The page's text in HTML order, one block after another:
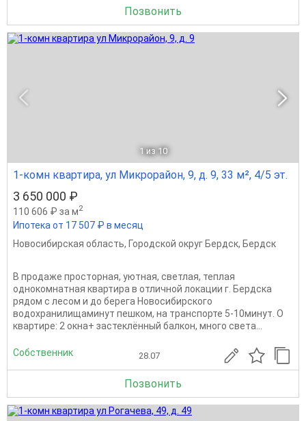
Позвонить
1 из 10
1-комн квартира, ул Микрорайон, 9, д. 9, 33 м², 4/5 эт.
3 650 000 ₽
110 606 ₽ за м2
Ипотека от 17 507 ₽ в месяц
Новосибирская область, Городской округ Бердск, Бердск
В продаже просторная, уютная, светлая, теплая
однокомнатная квартира в отличной локации г. Бердска
рядом с лесом и до берега Новосибирского
водохранилищаминут пешком, на транспорте 5-10минут. О
квартире: 2 окна+ застеклённый балкон, много света...
Собственник 28.07
Позвонить